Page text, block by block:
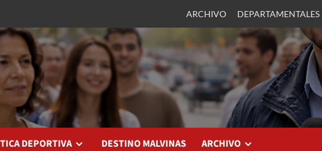
ARCHIVO DEPARTAMENTALES
DEPORTIVA DESTINO MALVINAS ARCHIVO